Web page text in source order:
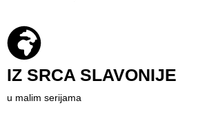
IZ SRCA SLAVONIJE
u malim serijama